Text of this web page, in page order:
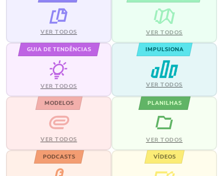
VER TODOS VER TODOS
GUIA DE TENDÊNCIAS
VER TODOS
IMPULSIONA
VER TODOS
MODELOS
VER TODOS
PLANILHAS
VER TODOS
PODCASTS VÍDEOS